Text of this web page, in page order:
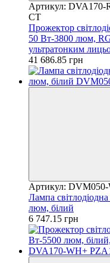
Артикул: DVA170-
CT
Прожектор
50 Вт-3800 люм,
ультратонким
41 686.85 грн
Артикул:
Лампа
люм, білий
6 747.15 грн